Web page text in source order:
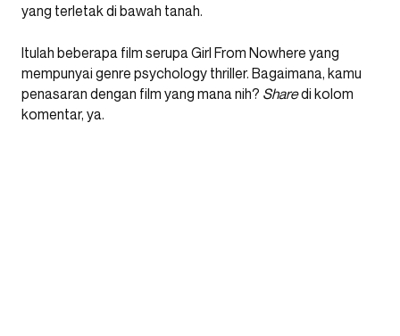
yang terletak di bawah tanah.
Itulah beberapa film serupa Girl From Nowhere yang
mempunyai genre psychology thriller. Bagaimana, kamu
penasaran dengan film yang mana nih? Sharedi kolom
komentar, ya.